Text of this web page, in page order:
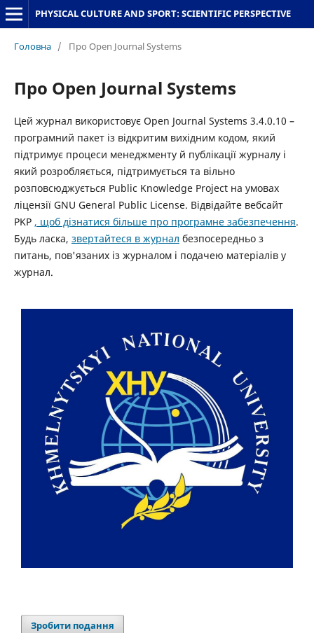
PHYSICAL CULTURE AND SPORT: SCIENTIFIC PERSPECTIVE
Головна / Про Open Journal Systems
Про Open Journal Systems
Цей журнал використовує Open Journal Systems 3.4.0.10 –
програмний пакет із відкритим вихідним кодом, який
підтримує процеси менеджменту й публікації журналу і
який розробляється, підтримується та вільно
розповсюджується Public Knowledge Project на умовах
ліцензії GNU General Public License. Відвідайте вебсайт
PKP , щоб дізнатися більше про програмне забезпечення.
Будь ласка, звертайтеся в журнал безпосередньо з
питань, пов'язаних із журналом і подачею матеріалів у
журнал.
Зробити подання